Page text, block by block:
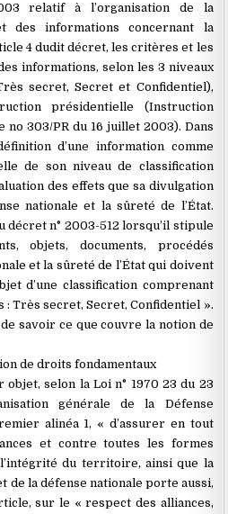
relatif à l’organisation de la
des informations concernant la
4 dudit décret, les critères et les
informations, selon les 3 niveaux
secret, Secret et Confidentiel),
présidentielle (Instruction
303/PR du 16 juillet 2003). Dans
d’une information comme
de son niveau de classification
des effets que sa divulgation
nationale et la sûreté de l’État.
décret n° 2003-512 lorsqu’il stipule
objets, documents, procédés
et la sûreté de l’État qui doivent
d’une classification comprenant
Très secret, Secret, Confidentiel ».
savoir ce que couvre la notion de
de droits fondamentaux
objet, selon la Loi n° 1970 23 du 23
générale de la Défense
alinéa 1, « d’assurer en tout
et contre toutes les formes
du territoire, ainsi que la
de la défense nationale porte aussi,
sur le « respect des alliances,